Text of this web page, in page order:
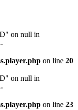
on null in
on line 20
on null in
on line 23